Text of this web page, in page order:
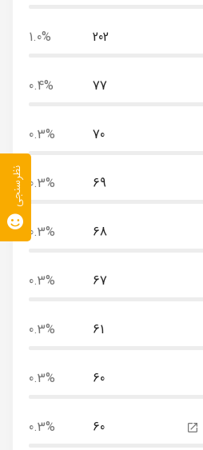
202
1.0%
77
0.4%
70
0.3%
69
0.3%
68
0.3%
67
0.3%
61
0.3%
60
0.3%
60
0.3%
نظرسنجی